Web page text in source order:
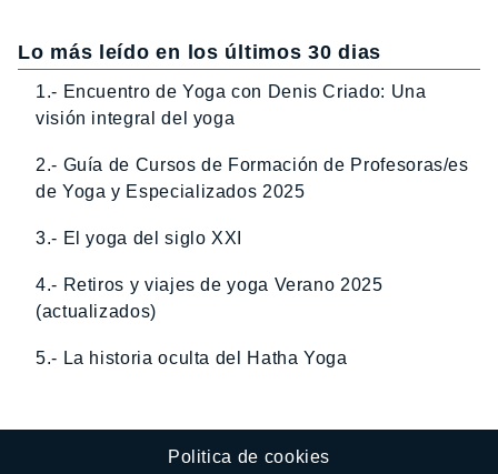
Lo más leído en los últimos 30 dias
1.- Encuentro de Yoga con Denis Criado: Una
visión integral del yoga
2.- Guía de Cursos de Formación de Profesoras/es
de Yoga y Especializados 2025
3.- El yoga del siglo XXI
4.- Retiros y viajes de yoga Verano 2025
(actualizados)
5.- La historia oculta del Hatha Yoga
Politica de cookies